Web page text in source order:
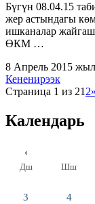
Бүгүн 08.04.15
жер астындагы
ишканалар
ӨКМ …
8 Апрель 2015
Кененирээк
Страница 1 из 212»
Календарь
‹
Дш Шш
3
4